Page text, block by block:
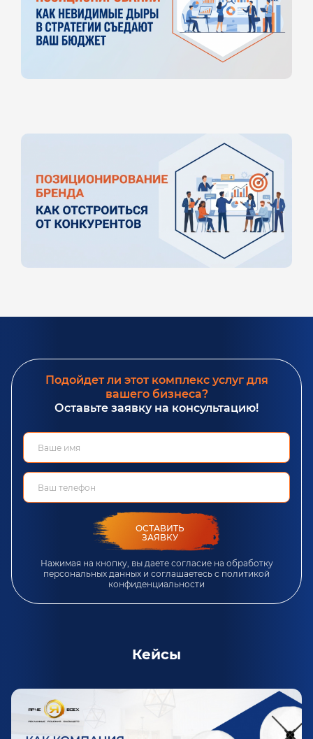
Подойдет ли этот комплекс услуг для
вашего бизнеса?
Оставьте заявку на консультацию!
ОСТАВИТЬ
ЗАЯВКУ
Нажимая на кнопку, вы даете согласие на обработку
персональных данных и соглашаетесь c политикой
конфиденциальности
Кейсы